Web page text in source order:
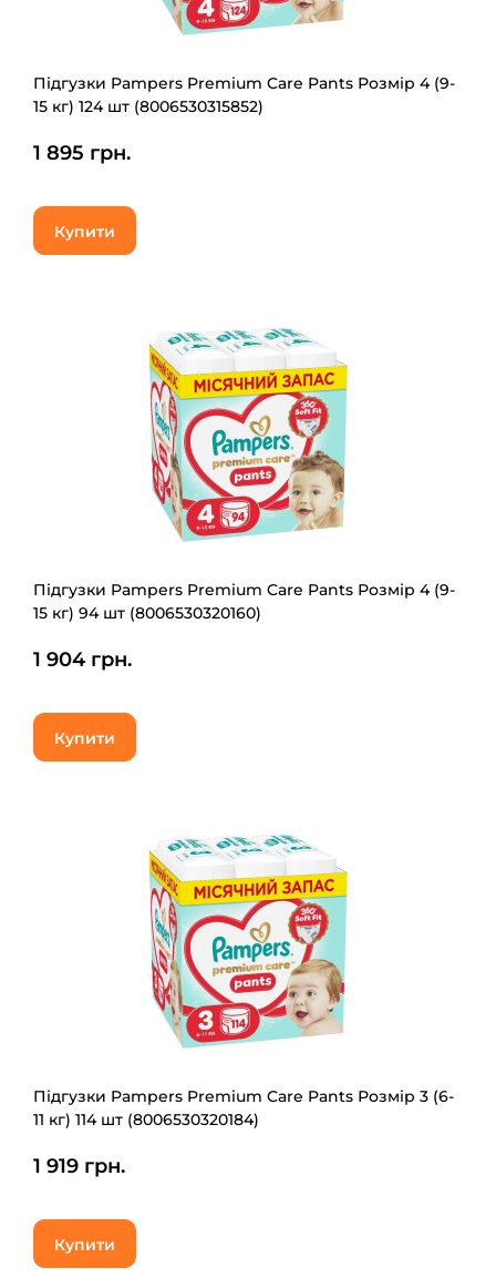
Підгузки Pampers Premium Care Pants Розмір 4 (9-
15 кг) 124 шт (8006530315852)
1 895 грн.
Купити
Підгузки Pampers Premium Care Pants Розмір 4 (9-
15 кг) 94 шт (8006530320160)
1 904 грн.
Купити
Підгузки Pampers Premium Care Pants Розмір 3 (6-
11 кг) 114 шт (8006530320184)
1 919 грн.
Купити